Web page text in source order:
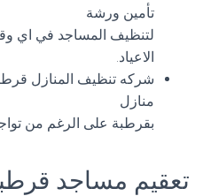
تأمين ورشة
لتنظيف المساجد في اي
الاعياد.
شركه تنظيف المنازل
منازل
بقرطبة على الرغم من
تعقيم مساجد